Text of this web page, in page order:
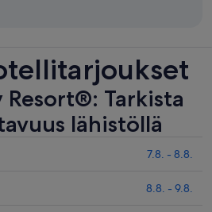
Resort®: Tarkista
lähistöllä
7.8. - 8.8.
8.8. - 9.8.